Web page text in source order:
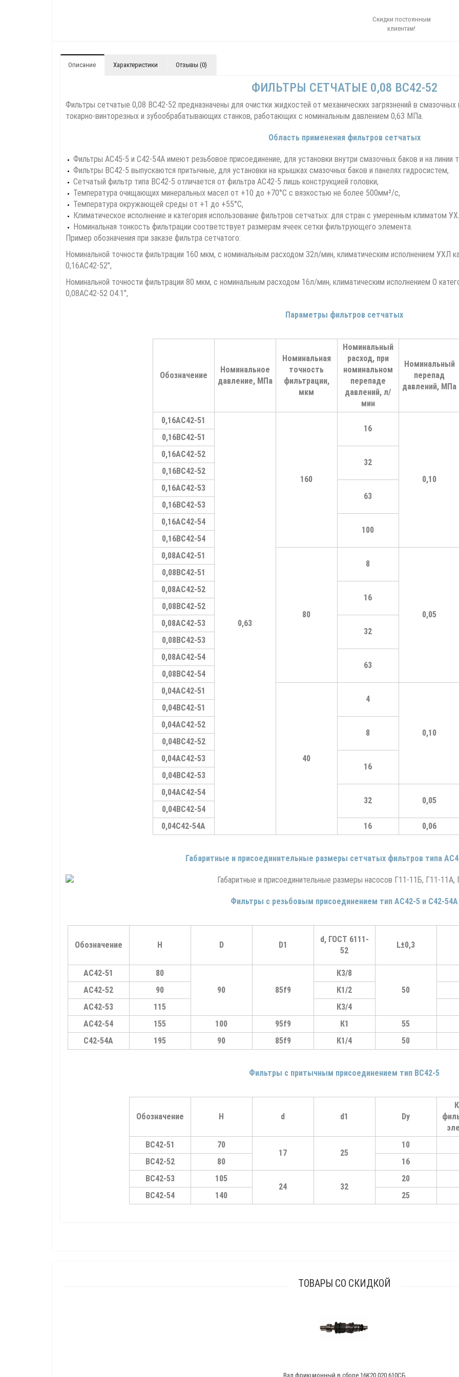
Скидки постоянным
клиентам!
Описание Характеристики Отзывы (0)
ФИЛЬТРЫ СЕТЧАТЫЕ 0,08 ВС42-52
Фильтры сетчатые 0,08 ВС42-52 предназначены для очистки жидкостей от механических загрязнений в
токарно-винторезных и зубообрабатывающих станков, работающих с номинальным давлением 0,63 МПа.
Область применения фильтров сетчатых
Фильтры АС45-5 и С42-54А имеют резьбовое присоединение, для установки внутри смазочных баков и на линии
Фильтры ВС42-5 выпускаются притычные, для установки на крышках смазочных баков и панелях гидросистем,
Сетчатый фильтр типа ВС42-5 отличается от фильтра АС42-5 лишь конструкцией головки,
Температура очищающих минеральных масел от +10 до +70°С с вязкостью не более 500мм²/с,
Температура окружающей среды от +1 до +55°С,
Климатическое исполнение и категория использование фильтров сетчатых: для стран с умеренным климатом
Номинальная тонкость фильтрации соответствует размерам ячеек сетки фильтрующего элемента.
Пример обозначения при заказе фильтра сетчатого:
Номинальной точности фильтрации 160 мкм, с номинальным расходом 32л/мин, климатическим исполнением УХЛ
0,16АС42-52",
Номинальной точности фильтрации 80 мкм, с номинальным расходом 16л/мин, климатическим исполнением О
0,08АС42-52 О4.1",
Параметры фильтров сетчатых
Обозначение
Номинальное
давление, МПа
Номинальная
точность
фильтрации,
мкм
Номинальный
расход, при
номинальном
перепаде
давлений, л/
мин
Номинальный
перепад
давлений, МПа
0,16АС42-51
0,63
160
16
0,10
0,16ВС42-51
0,16АС42-52
32
0,16ВС42-52
0,16АС42-53
63
0,16ВС42-53
0,16АС42-54
100
0,16ВС42-54
0,08АС42-51
80
8
0,05
0,08ВС42-51
0,08АС42-52
16
0,08ВС42-52
0,08АС42-53
32
0,08ВС42-53
0,08АС42-54
63
0,08ВС42-54
0,04АС42-51
40
4
0,10
0,04ВС42-51
0,04АС42-52
8
0,04ВС42-52
0,04АС42-53
16
0,04ВС42-53
0,04АС42-54
32
0,05
0,04ВС42-54
0,04С42-54А
16 0,06
Габаритные и присоединительные размеры сетчатых фильтров типа
Фильтры с резьбовым присоединением тип АС42-5 и С42-54А
Обозначение Н D D1
d, ГОСТ 6111-
52
L±0,3
АС42-51
80
90
85f9
К3/8
50
АС42-52 90
К1/2
АС42-53
115
К3/4
АС42-54
155 100 95f9 К1
55
С42-54А
195 90 85f9 К1/4 50
Фильтры с притычным присоединением тип ВС42-5
Обозначение Н d d1 Dу
ВС42-51
70
17
25
10
ВС42-52
80
16
ВС42-53
105
24
32
20
ВС42-54
140 25
ТОВАРЫ СО СКИДКОЙ
Вал фрикционный в сборе 16К20.020.610СБ